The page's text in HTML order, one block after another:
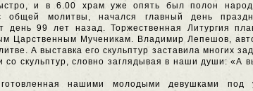
и в 6.00 храм уже опять был полон
общей молитвы, начался главный день
день 99 лет назад. Торжественная Литургия
Царственным Мученикам. Владимир Лепешов,
А выставка его скульптур заставила многих
со скульптур, словно заглядывая в наши души: «А
нашими молодыми девушками под